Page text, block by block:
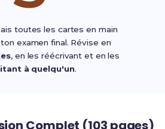
toutes les cartes en main
examen final. Révise en
, en les réécrivant et en les
à quelqu'un.
Complet (103 pages)